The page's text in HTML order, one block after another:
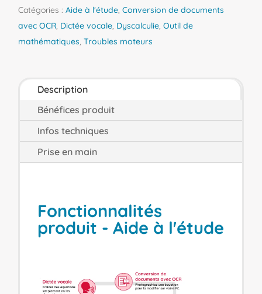
Catégories :Aide à l'étude ,Conversion de documents
avec OCR Dictée vocale Dyscalculie ,Outil de
mathématiques ,Troubles moteurs
Description
Bénéfices produit
Infos techniques
Prise en main
Fonctionnalités
produit - Aide à l'étude